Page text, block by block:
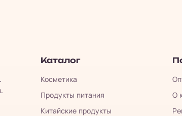
Каталог
Косметика
Продукты питания
Китайские продукты
О